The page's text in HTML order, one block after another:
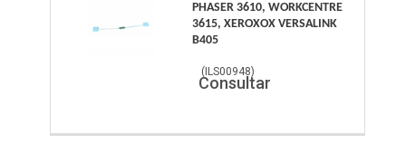
PHASER 3610, WORKCENTRE
3615, XEROXOX VERSALINK
B405
( ILS00948)
Consultar